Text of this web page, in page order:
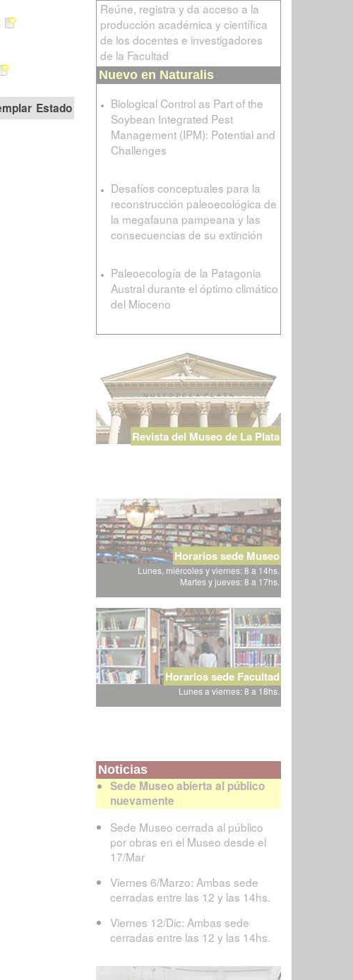
Estado
Reúne, registra y da acceso a la
producción académica y científica
de los docentes e investigadores
de la Facultad
Nuevo en Naturalis
Biological Control as Part of the
Soybean Integrated Pest
Management (IPM): Potential and
Challenges
Desafíos conceptuales para la
reconstrucción paleoecológica de
la megafauna pampeana y las
consecuencias de su extinción
Paleoecología de la Patagonia
Austral durante el óptimo climático
del Mioceno
Revista del Museo de La Plata
Horarios sede Museo
Lunes, miércoles y viernes: 8 a 14hs.
Martes y jueves: 8 a 17hs.
Horarios sede Facultad
Lunes a viernes: 8 a 18hs.
Noticias
Sede Museo abierta al público
nuevamente
Sede Museo cerrada al público
por obras en el Museo desde el
17/Mar
Viernes 6/Marzo: Ambas sede
cerradas entre las 12 y las 14hs.
Viernes 12/Dic: Ambas sede
cerradas entre las 12 y las 14hs.